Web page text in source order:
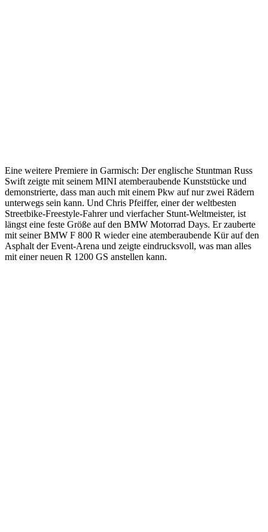
Eine weitere Premiere in Garmisch: Der englische Stuntman Russ
Swift zeigte mit seinem MINI atemberaubende Kunststücke und
demonstrierte, dass man auch mit einem Pkw auf nur zwei Rädern
unterwegs sein kann. Und Chris Pfeiffer, einer der weltbesten
Streetbike-Freestyle-Fahrer und vierfacher Stunt-Weltmeister, ist
längst eine feste Größe auf den BMW Motorrad Days. Er zauberte
mit seiner BMW F 800 R wieder eine atemberaubende Kür auf den
Asphalt der Event-Arena und zeigte eindrucksvoll, was man alles
mit einer neuen R 1200 GS anstellen kann.